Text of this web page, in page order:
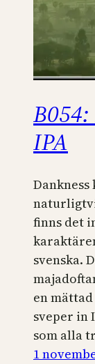
B054:
IPA
finns det
svenska.
en
sveper in
som alla
1